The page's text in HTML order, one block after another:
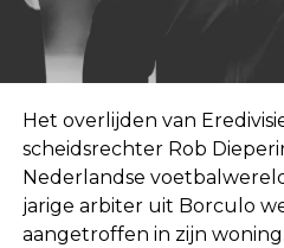
Het overlijden van
scheidsrechter Rob
Nederlandse
jarige arbiter uit Borculo
aangetroffen in zijn